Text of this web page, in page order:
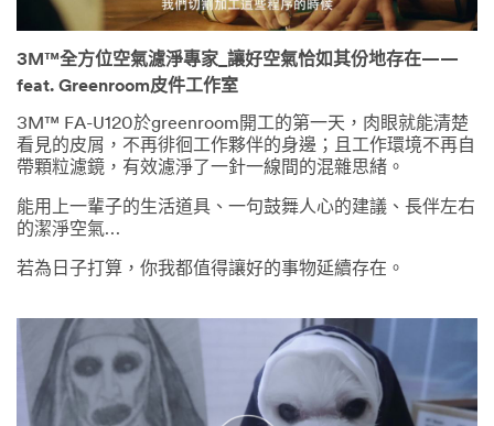
3M™全方位空氣濾淨專家_讓好空氣恰如其份地存在——
feat. Greenroom皮件工作室
3M™ FA-U120於greenroom開工的第一天，肉眼就能清楚
看見的皮屑，不再徘徊工作夥伴的身邊；且工作環境不再自
帶顆粒濾鏡，有效濾淨了一針一線間的混雜思緒。
能用上一輩子的生活道具、一句鼓舞人心的建議、長伴左右
的潔淨空氣…
若為日子打算，你我都值得讓好的事物延續存在。